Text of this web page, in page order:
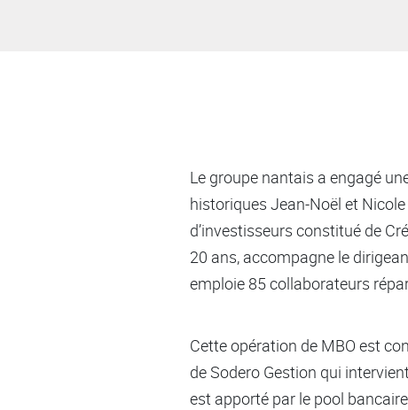
Le groupe nantais a engagé
historiques Jean-Noël et
d’investisseurs constitué de
20 ans, accompagne le
emploie 85 collaborateurs
Cette opération de MBO est
de Sodero Gestion qui
est apporté par le pool